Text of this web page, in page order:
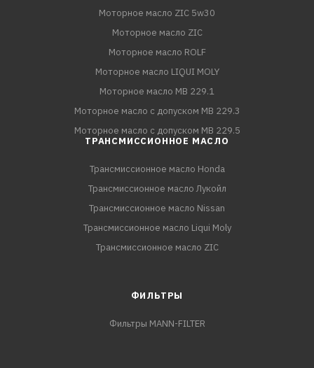
Моторное масло ZIC 5w30
Моторное масло ZIC
Моторное масло ROLF
Моторное масло LIQUI MOLY
Моторное масло MB 229.1
Моторное масло с допуском MB 229.3
Моторное масло с допуском MB 229.5
ТРАНСМИССИОННОЕ МАСЛО
Трансмиссионное масло Honda
Трансмиссионное масло Лукойл
Трансмиссионное масло Nissan
Трансмиссионное масло Liqui Moly
Трансмиссионное масло ZIC
ФИЛЬТРЫ
Фильтры MANN-FILTER